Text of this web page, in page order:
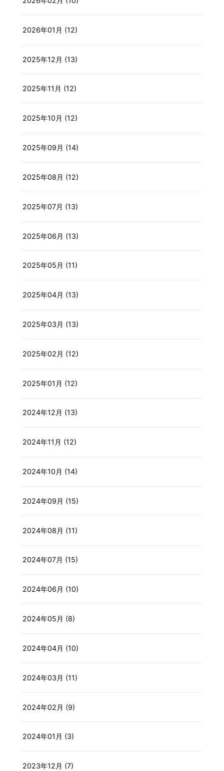
2026年01月 (12)
2025年12月 (13)
2025年11月 (12)
2025年10月 (12)
2025年09月 (14)
2025年08月 (12)
2025年07月 (13)
2025年06月 (13)
2025年05月 (11)
2025年04月 (13)
2025年03月 (13)
2025年02月 (12)
2025年01月 (12)
2024年12月 (13)
2024年11月 (12)
2024年10月 (14)
2024年09月 (15)
2024年08月 (11)
2024年07月 (15)
2024年06月 (10)
2024年05月 (8)
2024年04月 (10)
2024年03月 (11)
2024年02月 (9)
2024年01月 (3)
2023年12月 (7)